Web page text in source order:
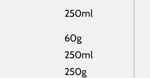
250ml
60g
250ml
250g